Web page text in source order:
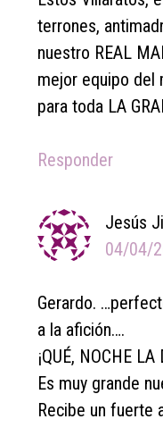
terrones,
nuestro REAL
mejor equipo del
para toda LA
Responder
Jesús
04/04/
Gerardo.
a la afición….
¡QUÉ, NOCHE
Es muy grande
Recibe un fuerte